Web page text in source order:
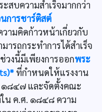
สบความสำเร็จมากกว่า
การชาร์ติสต์
ามคิดก้าวหน้าเกี่ยวกับ
ารถกระทำการได้สำเร็จ
วงนี้มีเพียงการออกพระ
ที่กำหนดให้แรงงาน
๑๘๔๗ และจัดตั้งคณะ
น ค.ศ. ๑๘๔๘ ความ